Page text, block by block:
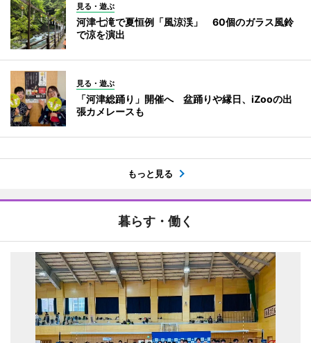
見る・遊ぶ
河津七滝で夏恒例「風涼渓」 60個のガラス風鈴
で涼を演出
見る・遊ぶ
「河津総踊り」開催へ 盆踊りや縁日、iZooの出
張カメレースも
もっと見る
暮らす・働く